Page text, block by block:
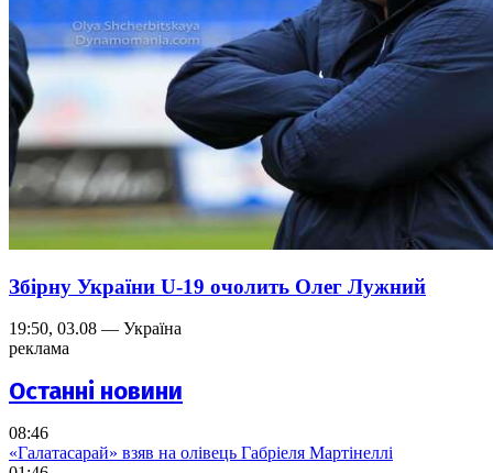
Збірну України U-19 очолить Олег Лужний
19:50, 03.08 — Україна
реклама
Останні новини
08:46
«Галатасарай» взяв на олівець Габріеля Мартінеллі